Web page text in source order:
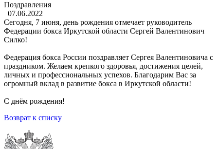
Поздравления
07.06.2022
Сегодня, 7 июня, день рождения отмечает руководитель
Федерации бокса Иркутской области Сергей Валентинович
Силко!
Федерация бокса России поздравляет Сергея Валентиновича с
праздником. Желаем крепкого здоровья, достижения целей,
личных и профессиональных успехов. Благодарим Вас за
огромный вклад в развитие бокса в Иркутской области!
С днём рождения!
Возврат к списку